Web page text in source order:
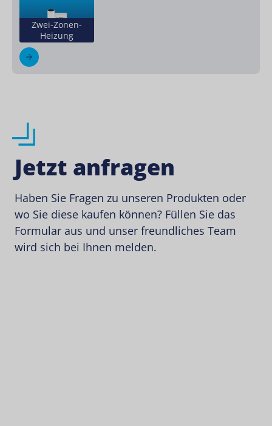
Zwei-Zonen-
Heizung
Jetzt anfragen
Haben Sie Fragen zu unseren Produkten oder
wo Sie diese kaufen können? Füllen Sie das
Formular aus und unser freundliches Team
wird sich bei Ihnen melden.